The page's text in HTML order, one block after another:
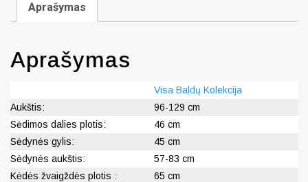
Aprašymas
Aprašymas
Visa Baldų Kolekcija
Aukštis:
96-129 cm
Sėdimos dalies plotis:
46 cm
Sėdynės gylis:
45 cm
Sėdynės aukštis:
57-83 cm
Kėdės žvaigždės plotis :
65 cm